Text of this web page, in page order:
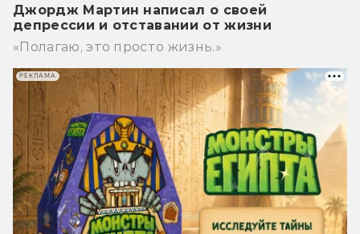
Джордж Мартин написал о своей
депрессии и отставании от жизни
«Полагаю, это просто жизнь.»
РЕКЛАМА